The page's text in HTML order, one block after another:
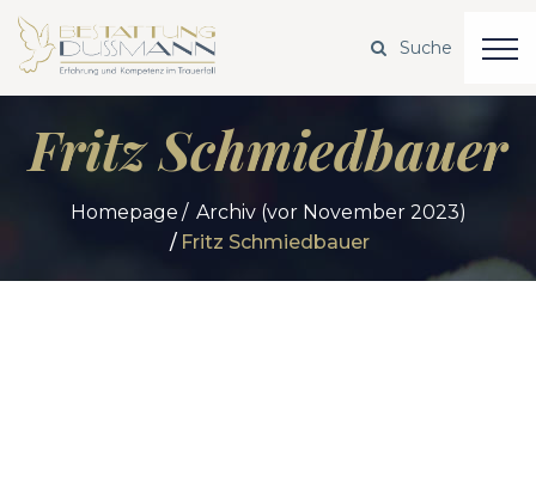
Fritz Schmiedbauer
Homepage
Archiv (vor November 2023)
Fritz Schmiedbauer